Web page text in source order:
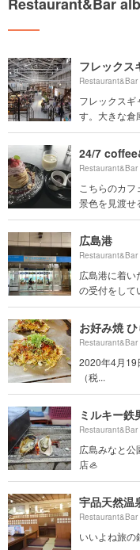
Restaurant&Bar
フレックス
フレックスギ
す。大きな倉
こちらのカ
景色を見渡せ
広島港
広島港に着い
の受付をして
お好み焼
2020年4月19
（税...
ミルキー鉄
広島みなと公
店🦪
宇品天然温
いいよね旅の